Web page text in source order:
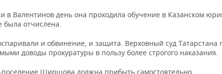
в Валентинов день она проходила обучение в Казанском
отчислена.
и обвинение, и защита. Верховный суд Татарстана
доводы прокуратуры в пользу более строгого наказания.
Ширшова должна прибыть самостоятельно.